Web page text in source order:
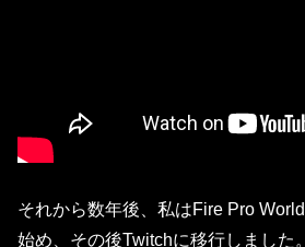
それから数年後、私はFire Pro World
始め、その後Twitchに移行しました。